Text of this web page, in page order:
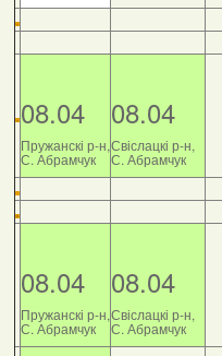
08.04
Пружанскі р-н,
С. Абрамчук
08.04
Свіслацкі р-н,
С. Абрамчук
08.04
Пружанскі р-н,
С. Абрамчук
08.04
Свіслацкі р-н,
С. Абрамчук